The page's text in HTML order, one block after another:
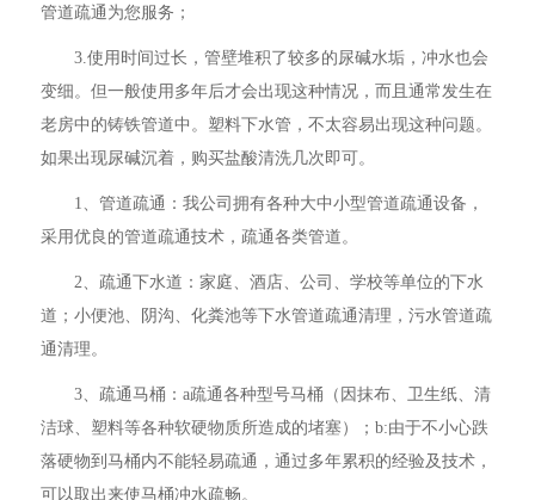
管道疏通为您服务；
3.使用时间过长，管壁堆积了较多的尿碱水垢，冲水也会
变细。但一般使用多年后才会出现这种情况，而且通常发生在
老房中的铸铁管道中。塑料下水管，不太容易出现这种问题。
如果出现尿碱沉着，购买盐酸清洗几次即可。
1、管道疏通：我公司拥有各种大中小型管道疏通设备，
采用优良的管道疏通技术，疏通各类管道。
2、疏通下水道：家庭、酒店、公司、学校等单位的下水
道；小便池、阴沟、化粪池等下水管道疏通清理，污水管道疏
通清理。
3、疏通马桶：a疏通各种型号马桶（因抹布、卫生纸、清
洁球、塑料等各种软硬物质所造成的堵塞）；b:由于不小心跌
落硬物到马桶内不能轻易疏通，通过多年累积的经验及技术，
可以取出来使马桶冲水疏畅。